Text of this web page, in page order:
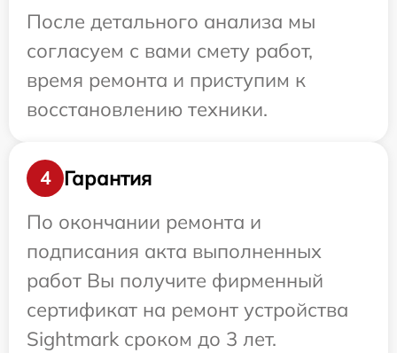
После детального анализа мы
согласуем с вами смету работ,
время ремонта и приступим к
восстановлению техники.
4
Гарантия
По окончании ремонта и
подписания акта выполненных
работ Вы получите фирменный
сертификат на ремонт устройства
Sightmark сроком до 3 лет.